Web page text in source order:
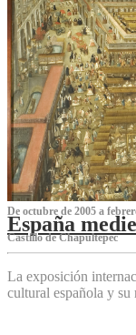
De octubre de 2005 a
España
Castillo de Chapultepec
La exposición
cultural española y